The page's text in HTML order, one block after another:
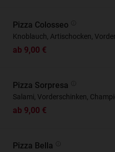
Pizza Colosseo
Knoblauch, Artischocken,
ab 9,00 €
Pizza Sorpresa
Salami, Vorderschinken,
ab 9,00 €
Pizza Bella